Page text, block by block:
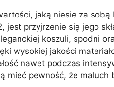
jaką niesie za sobą
jest przyjrzenie się jego
koszuli, spodni
wysokiej jakości
nawet podczas
mieć pewność, że maluch